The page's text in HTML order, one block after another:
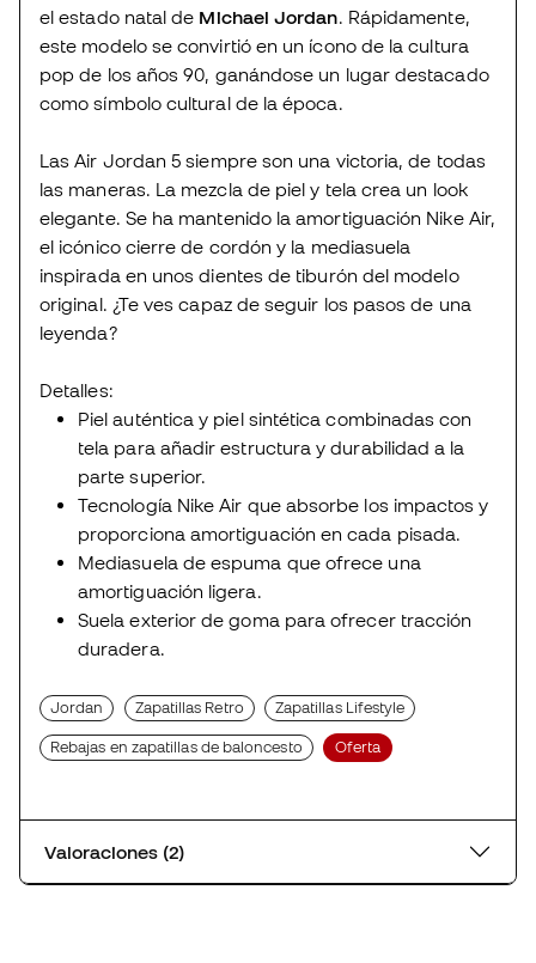
el estado natal de Michael Jordan. Rápidamente,
este modelo se convirtió en un ícono de la cultura
pop de los años 90, ganándose un lugar destacado
como símbolo cultural de la época.
Las Air Jordan 5 siempre son una victoria, de todas
las maneras. La mezcla de piel y tela crea un look
elegante. Se ha mantenido la amortiguación Nike Air,
el icónico cierre de cordón y la mediasuela
inspirada en unos dientes de tiburón del modelo
original. ¿Te ves capaz de seguir los pasos de una
leyenda?
Detalles:
Piel auténtica y piel sintética combinadas con
tela para añadir estructura y durabilidad a la
parte superior.
Tecnología Nike Air que absorbe los impactos y
proporciona amortiguación en cada pisada.
Mediasuela de espuma que ofrece una
amortiguación ligera.
Suela exterior de goma para ofrecer tracción
duradera.
Jordan Zapatillas Retro Zapatillas Lifestyle
Rebajas en zapatillas de baloncesto Oferta
Valoraciones (2)